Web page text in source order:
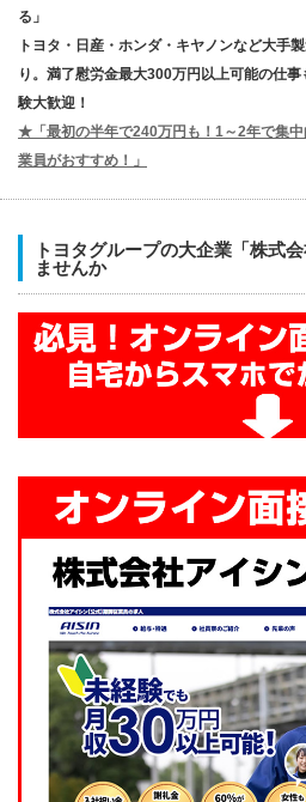
る」
トヨタ・日産・ホンダ・キヤノンなど大手
り。満了慰労金最大300万円以上可能の仕
験大歓迎！
★「最初の半年で240万円も！1～2年で集
業員がおすすめ！」
トヨタグループの大企業「株式
ませんか